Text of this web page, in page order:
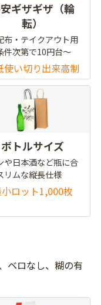
ギザギザ（輪
転）
布・テイクアウト用
件次第で10円台～
使い切り出来高制
ボトルサイズ
や日本酒など瓶に合
リムな縦長仕様
ロット1,000枚
ベロなし、糊の有